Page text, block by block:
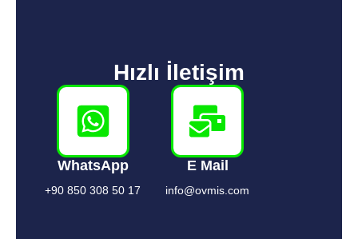
Hızlı İletişim
WhatsApp
+90 850 308 50 17
E Mail
info@ovmis.com